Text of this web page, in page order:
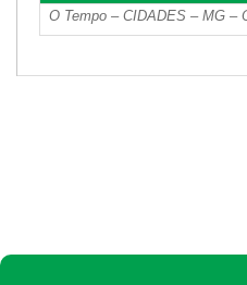
O Tempo – CIDADES – MG –